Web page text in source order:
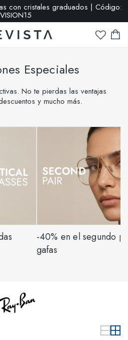
-65 % | Haz clic aquí
Especiales
No te pierdas las ventajas
y mucho más.
-40% en el segundo
gafas